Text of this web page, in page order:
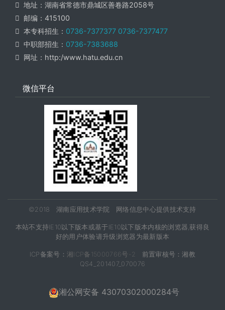
地址：湖南省常德市鼎城区善卷路2058号
邮编：415100
本专科招生： 0736-7377377 0736-7377477
中职部招生： 0736-7383688
网址：http:/www.hatu.edu.cn
微信平台
©2018 湖南应用技术学院 网络信息中心提供技术支持
本站不支持IE10以下版本或基于IE10以下版本内核的浏览器,获得良
好的用户体验请升级浏览器为最新版本
ICP备案号： 湘ICP备15000766号-2
前置审核号：湘教
QS4_201407_070076
湘公网安备 43070302000284号